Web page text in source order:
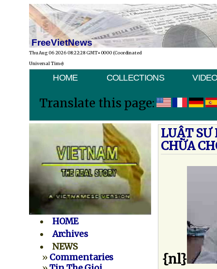
FreeVietNews
Thu Aug 06 2026 08:22:28 GMT+0000 (Coordinated
Universal Time)
HOME COLLECTIONS
Translate this page:
HOME
Archives
NEWS
» Commentaries
LUẬT
CHỮA
{nl}